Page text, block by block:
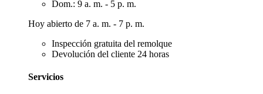
Dom.: 9 a. m. - 5 p. m.
Hoy abierto de 7 a. m. - 7 p. m.
Inspección gratuita del remolque
Devolución del cliente 24 horas
Servicios